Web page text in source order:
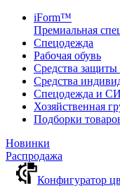
iForm™
Премиальная
Спецодежда
Рабочая обувь
Средства защиты
Средства
Спецодежда и
Хозяйственная
Подборки
Новинки
Распродажа
Конфигуратор